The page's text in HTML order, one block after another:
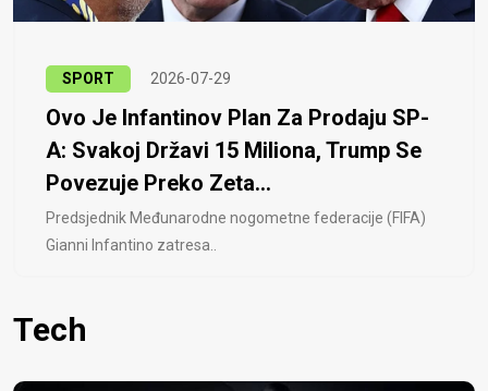
SPORT 2026-07-29
Ovo Je Infantinov Plan Za Prodaju SP-
A: Svakoj Državi 15 Miliona, Trump Se
Povezuje Preko Zeta...
Predsjednik Međunarodne nogometne federacije (FIFA)
Gianni Infantino zatresa..
Tech